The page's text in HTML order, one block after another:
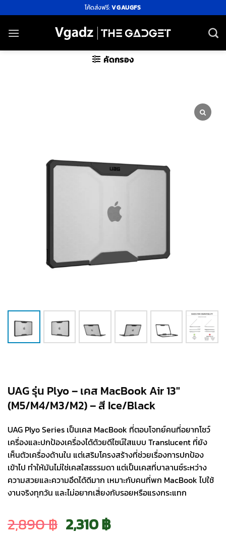
ไป
ยัง
โค้ดส่งฟรี:VGAUGFS
คัดกรอง
UAG รุ่น Plyo – เคส MacBook Air 13″
(M5/M4/M3/M2) – สี Ice/Black
UAG Plyo Series เป็นเคส MacBook ที่ตอบโจทย์คนที่อยากโชว์
เครื่องและปกป้องเครื่องได้ด้วยดีไซน์ใสแบบ Translucent ที่ยัง
เห็นตัวเครื่องด้านใน แต่เสริมโครงสร้างที่ช่วยเรื่องการปกป้อง
เข้าไป ทำให้มันไม่ใช่เคสใสธรรมดา แต่เป็นเคสที่บาลานซ์ระหว่าง
ความสวยและความอึดได้ดีมาก เหมาะกับคนที่พก MacBook ไปใช้
งานจริงทุกวัน และไม่อยากเสี่ยงกับรอยหรือแรงกระแทก
2,890฿ Original
2,310฿Current